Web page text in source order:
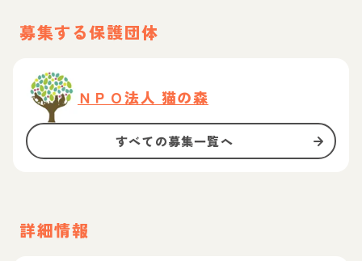
募集する保護団体
ＮＰＯ法人 猫の森
すべての募集一覧へ
詳細情報